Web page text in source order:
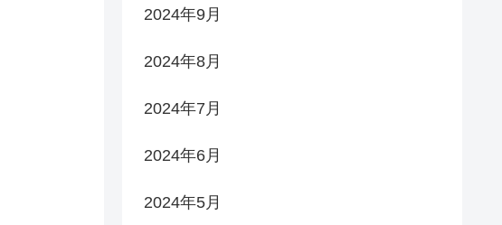
2024年9月
2024年8月
2024年7月
2024年6月
2024年5月